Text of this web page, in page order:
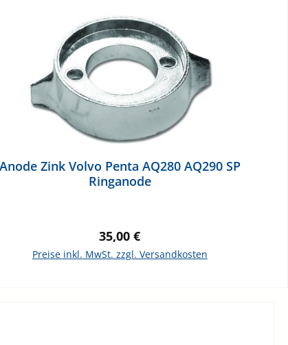
Anode Zink Volvo Penta AQ280 AQ290 SP
Ringanode
Regulärer Preis:
35,00 €
Preise inkl. MwSt. zzgl. Versandkosten